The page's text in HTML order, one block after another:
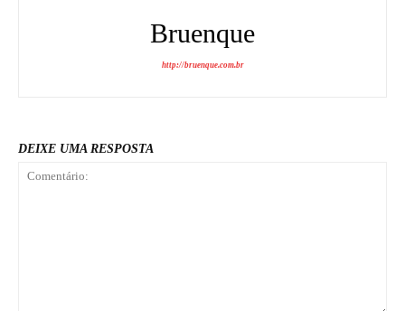
Bruenque
http://bruenque.com.br
DEIXE UMA RESPOSTA